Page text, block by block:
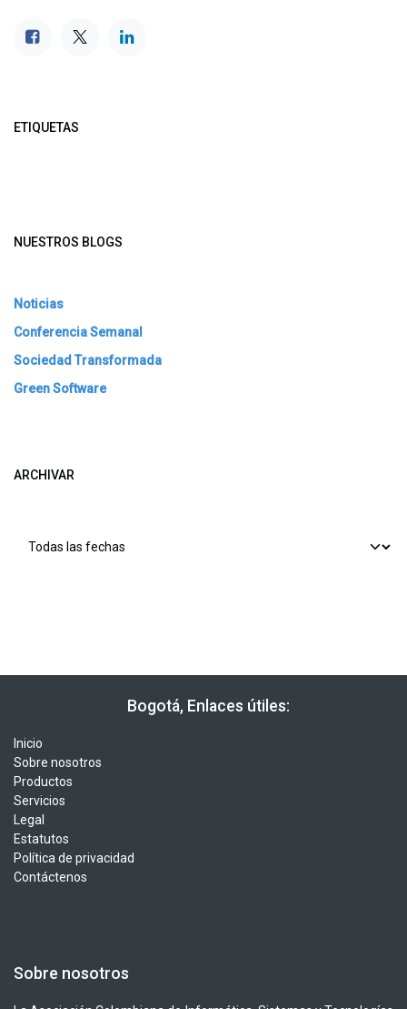
ETIQUETAS
NUESTROS BLOGS
Noticias
Conferencia Semanal
Sociedad Transformada
Green Software
ARCHIVAR
​​ Bogotá, Enlaces útiles:
Inicio
Sobre nosotros
Productos
Servicios
Legal
Estatutos
Política de privacidad
Contáctenos
Sobre nosotros